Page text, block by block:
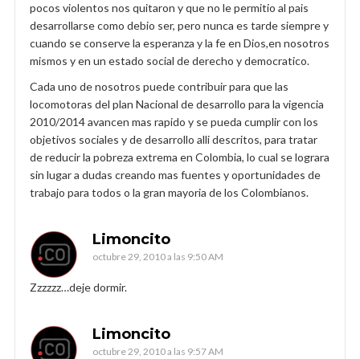
pocos violentos nos quitaron y que no le permitio al pais
desarrollarse como debio ser, pero nunca es tarde siempre y
cuando se conserve la esperanza y la fe en Dios,en nosotros
mismos y en un estado social de derecho y democratico.
Cada uno de nosotros puede contribuir para que las
locomotoras del plan Nacional de desarrollo para la vigencia
2010/2014 avancen mas rapido y se pueda cumplir con los
objetivos sociales y de desarrollo alli descritos, para tratar
de reducir la pobreza extrema en Colombia, lo cual se lograra
sin lugar a dudas creando mas fuentes y oportunidades de
trabajo para todos o la gran mayoria de los Colombianos.
Limoncito
octubre 29, 2010 a las 9:50 AM
Zzzzzz…deje dormir.
Limoncito
octubre 29, 2010 a las 9:57 AM